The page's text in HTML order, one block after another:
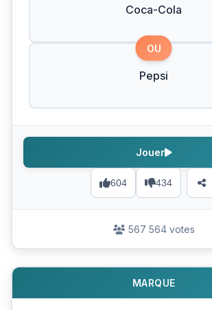
Coca-Cola
OU
Pepsi
604 434
Jouer
567 564 votes
MARQUE